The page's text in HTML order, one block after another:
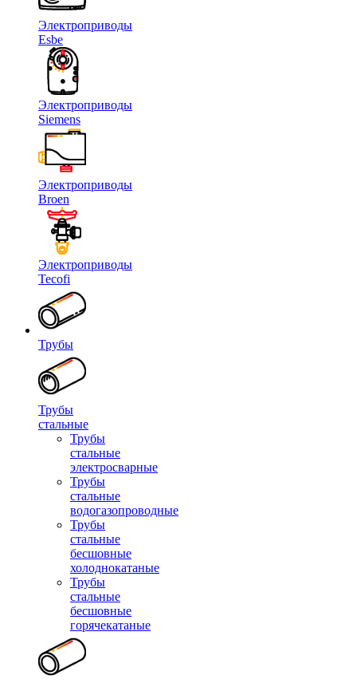
Электроприводы
Esbe
Электроприводы
Siemens
Электроприводы
Broen
Электроприводы
Tecofi
Трубы
Трубы
стальные
Трубы
стальные
электросварные
Трубы
стальные
водогазопроводные
Трубы
стальные
бесшовные
холоднокатаные
Трубы
стальные
бесшовные
горячекатаные